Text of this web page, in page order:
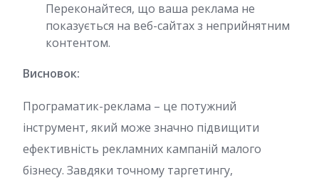
Переконайтеся, що ваша реклама не
показується на веб-сайтах з неприйнятним
контентом.
Висновок:
Програматик-реклама – це потужний
інструмент, який може значно підвищити
ефективність рекламних кампаній малого
бізнесу. Завдяки точному таргетингу,